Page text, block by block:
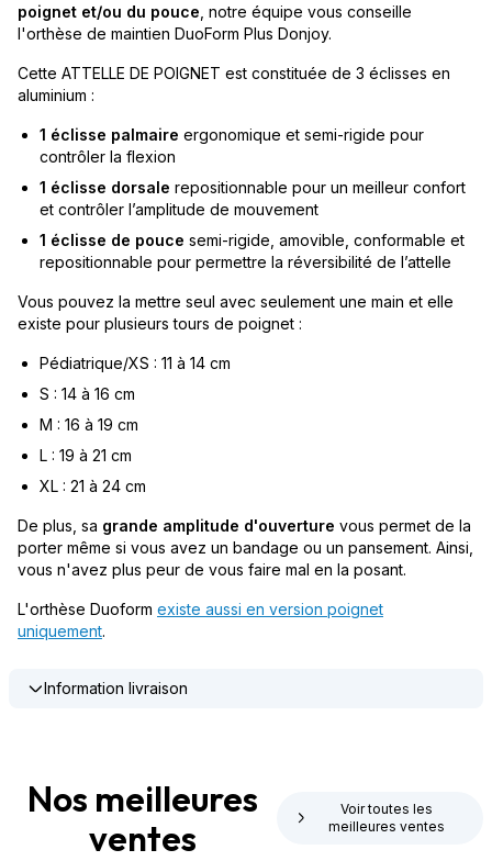
poignet et/ou du pouce , notre équipe vous conseille
l'orthèse de maintien DuoForm Plus Donjoy.
Cette ATTELLE DE POIGNET est constituée de 3 éclisses en
aluminium :
1 éclisse palmaire ergonomique et semi-rigide pour
contrôler la flexion
1 éclisse dorsale repositionnable pour un meilleur confort
et contrôler l’amplitude de mouvement
1 éclisse de pouce semi-rigide, amovible, conformable et
repositionnable pour permettre la réversibilité de l’attelle
Vous pouvez la mettre seul avec seulement une main et elle
existe pour plusieurs tours de poignet :
Pédiatrique/XS : 11 à 14 cm
S : 14 à 16 cm
M : 16 à 19 cm
L : 19 à 21 cm
XL : 21 à 24 cm
De plus, sa grande amplitude d'ouverture vous permet de la
porter même si vous avez un bandage ou un pansement. Ainsi,
vous n'avez plus peur de vous faire mal en la posant.
L'orthèse Duoform existe aussi en version poignet
uniquement.
Information livraison
Nos meilleures
ventes
Voir toutes les
meilleures ventes